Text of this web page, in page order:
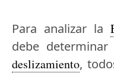
Para analizar la
debe determinar
deslizamiento,